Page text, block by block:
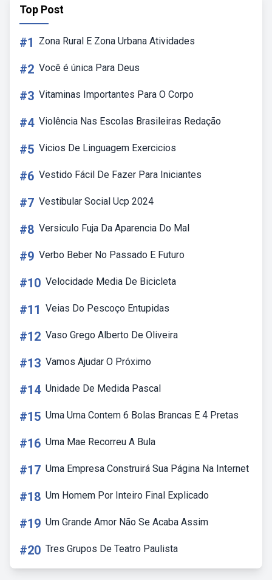
Top Post
#1 Zona Rural E Zona Urbana Atividades
#2 Você é única Para Deus
#3 Vitaminas Importantes Para O Corpo
#4 Violência Nas Escolas Brasileiras Redação
#5 Vicios De Linguagem Exercicios
#6 Vestido Fácil De Fazer Para Iniciantes
#7 Vestibular Social Ucp 2024
#8 Versiculo Fuja Da Aparencia Do Mal
#9 Verbo Beber No Passado E Futuro
#10 Velocidade Media De Bicicleta
#11 Veias Do Pescoço Entupidas
#12 Vaso Grego Alberto De Oliveira
#13 Vamos Ajudar O Próximo
#14 Unidade De Medida Pascal
#15 Uma Urna Contem 6 Bolas Brancas E 4 Pretas
#16 Uma Mae Recorreu A Bula
#17 Uma Empresa Construirá Sua Página Na Internet
#18 Um Homem Por Inteiro Final Explicado
#19 Um Grande Amor Não Se Acaba Assim
#20 Tres Grupos De Teatro Paulista